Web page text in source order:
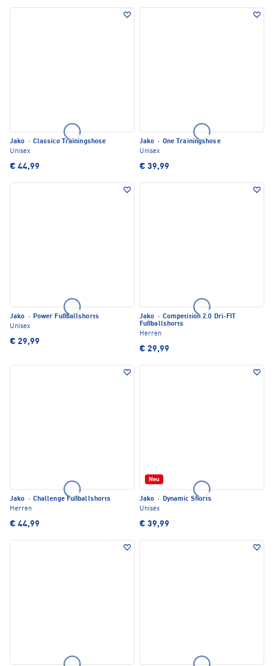
Jako · Classico Trainingshose
Unisex
€ 44,99
Jako · One Trainingshose
Unisex
€ 39,99
Jako · Power Fußballshorts
Unisex
€ 29,99
Jako · Competition 2.0 Dri-FIT
Fußballshorts
Herren
€ 29,99
Jako · Challenge Fußballshorts
Herren
€ 44,99
Neu
Jako · Dynamic Shorts
Unisex
€ 39,99